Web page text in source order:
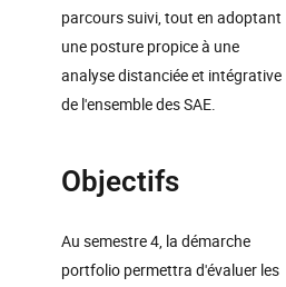
parcours suivi, tout en adoptant
une posture propice à une
analyse distanciée et intégrative
de l'ensemble des SAE.
Objectifs
Au semestre 4, la démarche
portfolio permettra d'évaluer les